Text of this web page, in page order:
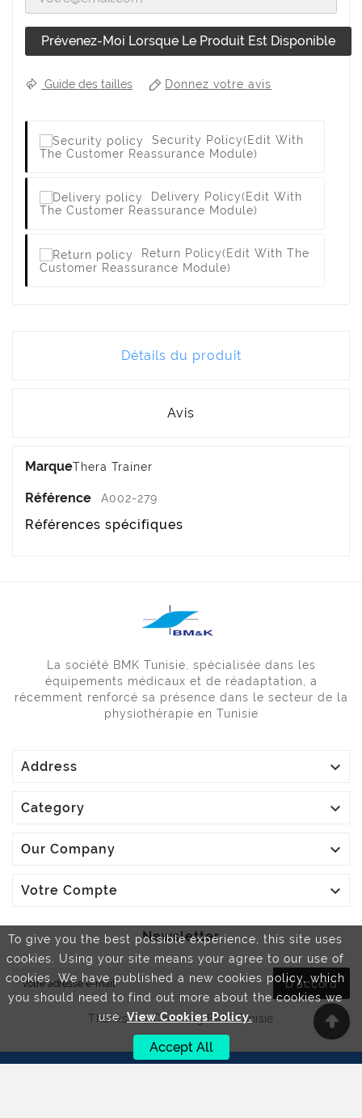
To give you the best possible experience, this site uses
cookies. Using your site means your agree to our use of
cookies. We have published a new cookies policy, which
you should need to find out more about the cookies we
use.View Cookies Policy.
Accept All
Prévenez-Moi Lorsque Le Produit Est Disponible
Guide des tailles Donnez votre avis
Security Policy(edit With
The Customer Reassurance Module)
Delivery Policy(edit With
The Customer Reassurance Module)
Return Policy(edit With The
Customer Reassurance Module)
Détails du produit
Avis
MarqueThera Trainer
Référence A002-279
Références spécifiques
La société BMK Tunisie, spécialisée dans les
équipements médicaux et de réadaptation, a
récemment renforcé sa présence dans le secteur de la
physiothérapie en Tunisie
Address 
Category 
Our Company 
Votre Compte 
Newsletter
D'accord
Thanks For Choosing BMK Tunisie